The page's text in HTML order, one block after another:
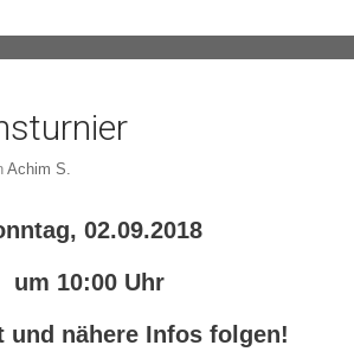
Achim S.
02.09.2018
um 10:00 Uhr
und nähere Infos folgen!